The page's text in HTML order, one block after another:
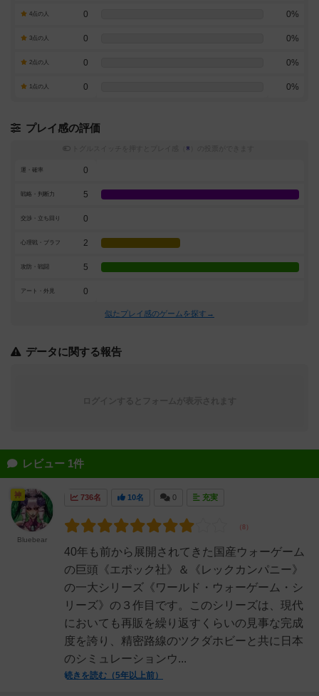
4点の人 0 0%
3点の人 0 0%
2点の人 0 0%
1点の人 0 0%
プレイ感の評価
※
運・確率 0
戦略・判断力 5
交渉・立ち回り 0
心理戦・ブラフ 2
攻防・戦闘 5
アート・外見 0
似たプレイ感のゲームを探す→
データに関する報告
レビュー 1件
736名 10名 0 充実
40年も前から展開されてきた国産ウォーゲーム
の巨頭《エポック社》＆《レックカンパニー》
の一大シリーズ《ワールド・ウォーゲーム・シ
リーズ》の３作目です。このシリーズは、現代
においても再販を繰り返すくらいの見事な完成
度を誇り、精密路線のツクダホビーと共に日本
のシミュレーションウ...
続きを読む（5年以上前）
神
Bluebear